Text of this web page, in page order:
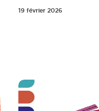
19 février 2026